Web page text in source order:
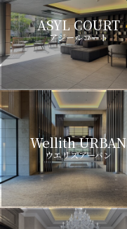
ASYL COURT
アジールコート
Wellith URBAN
ウエリスアーバン